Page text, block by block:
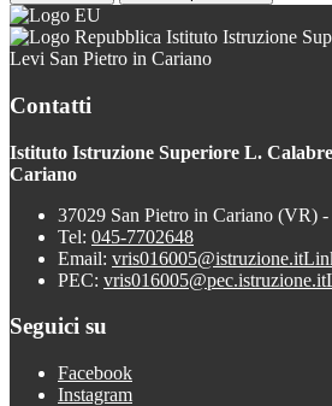
Istituto Istruzione
Levi San Pietro in Cariano
Contatti
Istituto Istruzione Superiore L.
Cariano
37029 San Pietro in Cariano (VR)
Tel: 045-7702648
Email: vris016005@istruzione.it
PEC: vris016005@pec.istruzione.it
Seguici su
Facebook
Instagram